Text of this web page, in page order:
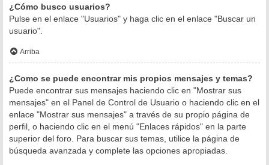
¿Cómo busco usuarios?
Pulse en el enlace "Usuarios" y haga clic en el enlace "Buscar un
usuario".
Arriba
¿Como se puede encontrar mis propios mensajes y temas?
Puede encontrar sus mensajes haciendo clic en "Mostrar sus
mensajes" en el Panel de Control de Usuario o haciendo clic en el
enlace "Mostrar sus mensajes" a través de su propio página de
perfil, o haciendo clic en el menú "Enlaces rápidos" en la parte
superior del foro. Para buscar sus temas, utilice la página de
búsqueda avanzada y complete las opciones apropiadas.